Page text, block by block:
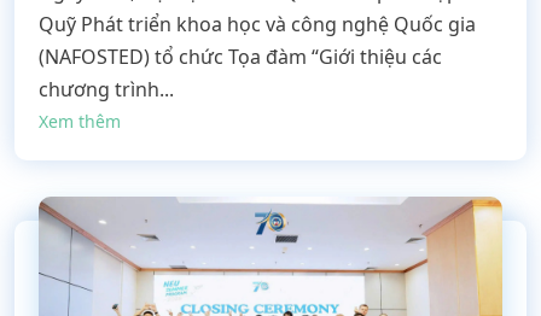
Quỹ Phát triển khoa học và công nghệ Quốc gia
(NAFOSTED) tổ chức Tọa đàm “Giới thiệu các
chương trình...
Xem thêm